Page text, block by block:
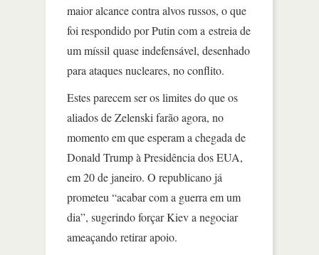
maior alcance contra alvos russos, o que
foi respondido por Putin com a estreia de
um míssil quase indefensável, desenhado
para ataques nucleares, no conflito.
Estes parecem ser os limites do que os
aliados de Zelenski farão agora, no
momento em que esperam a chegada de
Donald Trump à Presidência dos EUA,
em 20 de janeiro. O republicano já
prometeu “acabar com a guerra em um
dia”, sugerindo forçar Kiev a negociar
ameaçando retirar apoio.